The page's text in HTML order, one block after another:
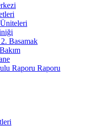
Basamak
Raporu Raporu